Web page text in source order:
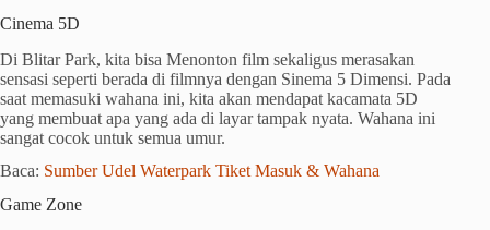
Cinema 5D
Di Blitar Park, kita bisa Menonton film sekaligus merasakan
sensasi seperti berada di filmnya dengan Sinema 5 Dimensi. Pada
saat memasuki wahana ini, kita akan mendapat kacamata 5D
yang membuat apa yang ada di layar tampak nyata. Wahana ini
sangat cocok untuk semua umur.
Baca: Sumber Udel Waterpark Tiket Masuk & Wahana
Game Zone